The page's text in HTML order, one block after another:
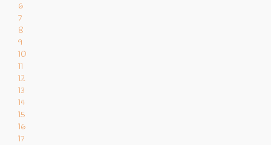
6
7
8
9
10
11
12
13
14
15
16
17